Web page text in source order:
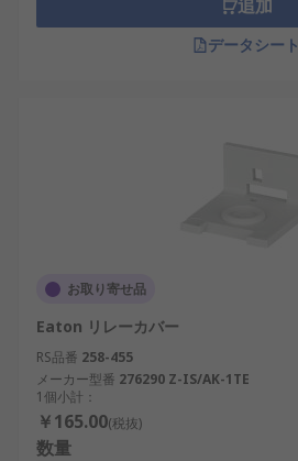
追加
データシート
お取り寄せ品
Eaton リレーカバー
RS品番 258-455
メーカー型番 276290 Z-IS/AK-1TE
1個小計：
￥165.00(税抜)
数量